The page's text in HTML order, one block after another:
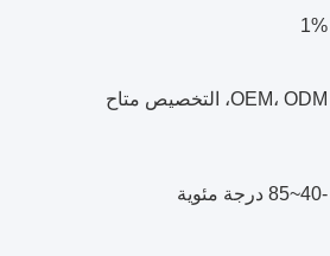
1%
OEM، ODM، التخصيص متاح
-40~85 درجة مئوية